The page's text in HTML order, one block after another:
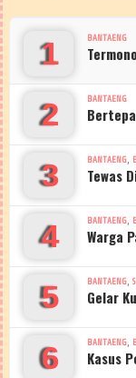
1 BANTAENG
2 BANTAENG
3 BANTAENG
Tewas
4 BANTAENG
Warga
5 BANTAENG
Gelar
6 BANTAENG
Kasus